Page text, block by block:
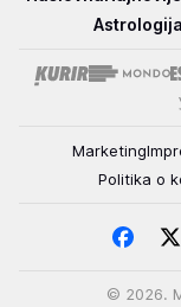
Astrologija
Marketing
Politika o
© 2026.